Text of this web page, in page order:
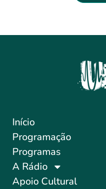
Início
Programação
Programas
A Rádio
Apoio Cultural